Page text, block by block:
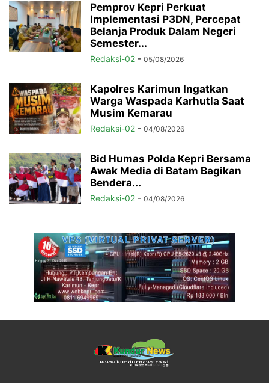
Pemprov Kepri Perkuat
Implementasi P3DN, Percepat
Belanja Produk Dalam Negeri
Semester...
Redaksi-02 - 05/08/2026
Kapolres Karimun Ingatkan
Warga Waspada Karhutla Saat
Musim Kemarau
Redaksi-02 - 04/08/2026
Bid Humas Polda Kepri Bersama
Awak Media di Batam Bagikan
Bendera...
Redaksi-02 - 04/08/2026